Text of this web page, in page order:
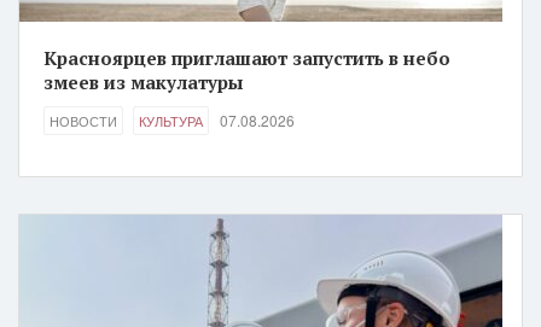
Красноярцев приглашают запустить в небо
змеев из макулатуры
НОВОСТИ КУЛЬТУРА 07.08.2026